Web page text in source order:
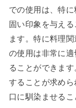
での使用は、特
固い印象を与え
ます。特に料理
の使用は非常に
ることができま
することが求め
口に馴染ませるこ